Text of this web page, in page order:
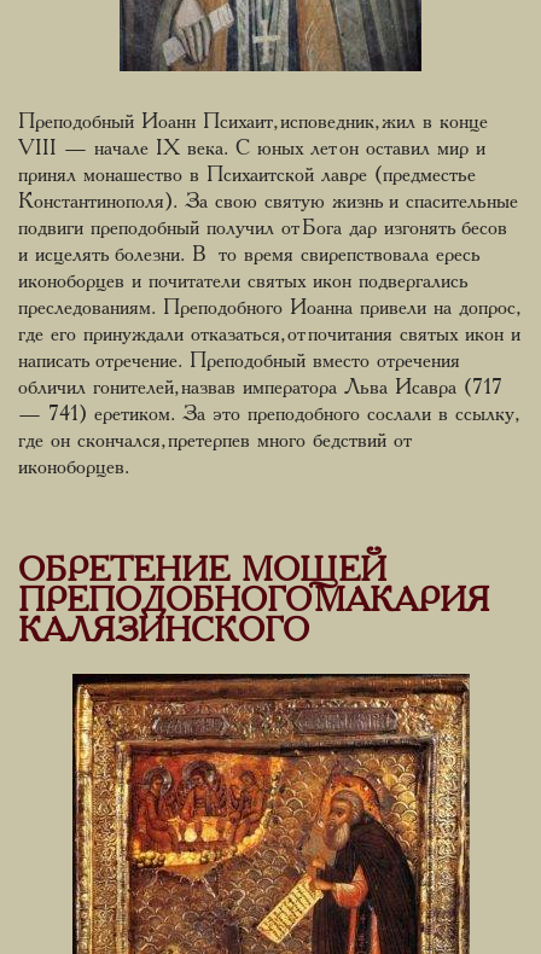
Преподобный Иоанн Психаит, исповедник, жил в конце
VIII — начале IX века. С юных лет он оставил мир и
принял монашество в Психаитской лавре (предместье
Константинополя). За свою святую жизнь и спасительные
подвиги преподобный получил от Бога дар изгонять бесов
и исцелять болезни. В то время свирепствовала ересь
иконоборцев и почитатели святых икон подвергались
преследованиям. Преподобного Иоанна привели на допрос,
где его принуждали отказаться, от почитания святых икон и
написать отречение. Преподобный вместо отречения
обличил гонителей, назвав императора Льва Исавра (717
— 741) еретиком. За это преподобного сослали в ссылку,
где он скончался, претерпев много бедствий от
иконоборцев.
ОБРЕТЕНИЕ МОЩЕЙ
ПРЕПОДОБНОГО МАКАРИЯ
КАЛЯЗИНСКОГО